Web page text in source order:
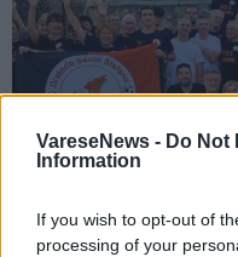
VareseNews - Do Not
Information
If you wish to opt-out of
processing of your